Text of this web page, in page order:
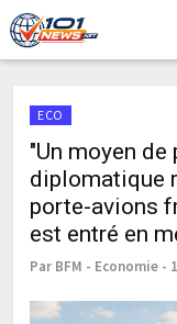
ECO
"Un moyen
diplomatique
porte-avions
est entré en
Par BFM - Economie -